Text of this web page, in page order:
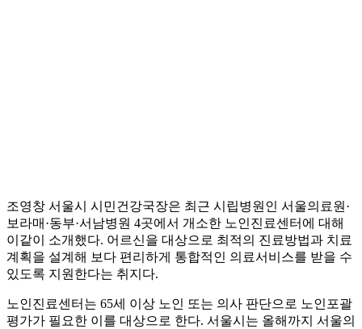
조영창 서울시 시민건강국장은 최근 시립병원인 서울의료원·
보라매·동부·서남병원 4곳에서 개소한 노인진료센터에 대해
이같이 소개했다. 어르신을 대상으로 최적의 진료방법과 치료
계획을 설계해 보다 편리하게 통합적인 의료서비스를 받을 수
있도록 지원한다는 취지다.
노인진료센터는 65세 이상 노인 또는 의사 판단으로 노인포괄
평가가 필요한 이를 대상으로 한다. 서울시는 올해까지 서울의